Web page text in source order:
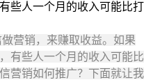
些人一个月的收入可能比打
营销，来赚取收益。如果
有些人一个月的收入可能比
营销如何推广？下面就让我